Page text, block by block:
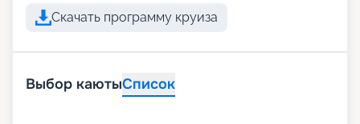
Скачать программу круиза
Выбор каютыСписок